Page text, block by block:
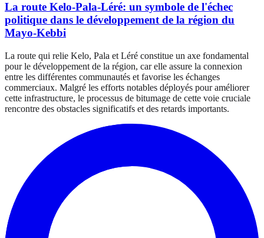
La route Kelo-Pala-Léré: un symbole de l'échec
politique dans le développement de la région du
Mayo-Kebbi
La route qui relie Kelo, Pala et Léré constitue un axe fondamental
pour le développement de la région, car elle assure la connexion
entre les différentes communautés et favorise les échanges
commerciaux. Malgré les efforts notables déployés pour améliorer
cette infrastructure, le processus de bitumage de cette voie cruciale
rencontre des obstacles significatifs et des retards importants.